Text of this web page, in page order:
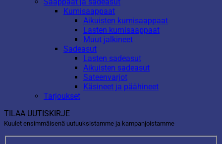
Kumisaappaat
Aikuisten kumisaappaat
Lasten kumisaappaat
Muut jalkineet
Sadeasut
Lasten sadeasut
Aikuisten sadeasut
Sateenvarjot
Käsineet ja päähineet
Tarjoukset
TILAA UUTISKIRJE
Kuulet ensimmäisenä uutuuksistamme ja kampanjoistamme